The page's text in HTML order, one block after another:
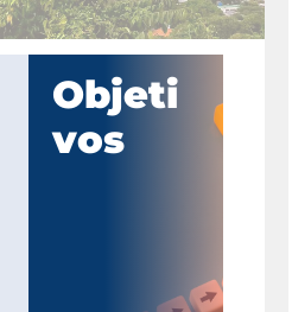
Objeti
vos